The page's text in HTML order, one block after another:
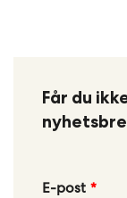
Får du
Leave
E-post